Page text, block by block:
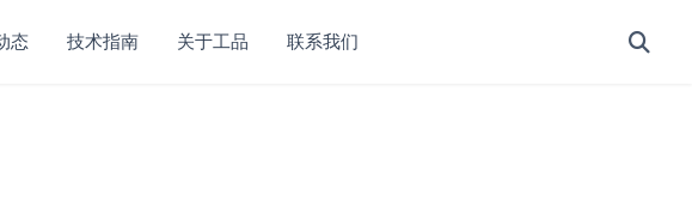
态 技术指南 关于工品 联系我们